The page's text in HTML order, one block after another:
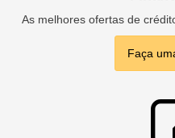
As melhores ofertas de
Faça